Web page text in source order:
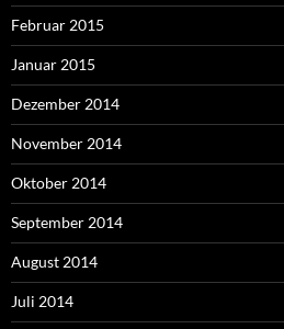
Februar 2015
Januar 2015
Dezember 2014
November 2014
Oktober 2014
September 2014
August 2014
Juli 2014